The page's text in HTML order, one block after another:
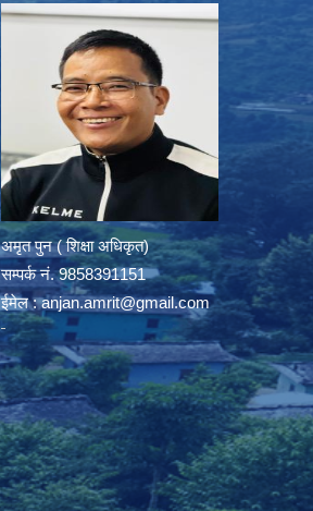
अमृत पुन ( शिक्षा अधिकृत)
सम्पर्क न‌ं. 9858391151
ईमेल :anjan.amrit@gmail.com